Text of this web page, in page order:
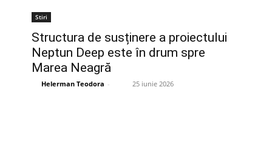
Stiri
Structura de susținere a proiectului
Neptun Deep este în drum spre
Marea Neagră
Helerman Teodora - 25 iunie 2026